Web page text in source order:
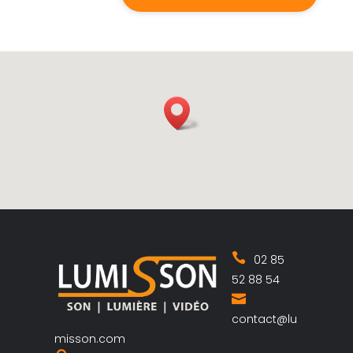
02 85
52 88 54
contact@lu
misson.com